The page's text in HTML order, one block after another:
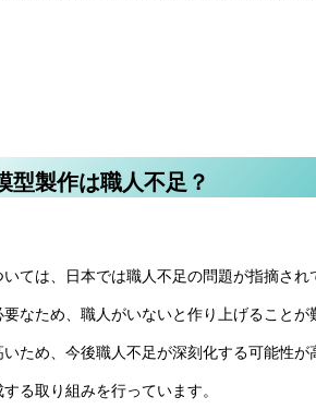
型製作は職人不足？
ては、日本では職人不足の問題が指摘さ
なため、職人がいないと作り上げること
ため、今後職人不足が深刻化する可能性
る取り組みを行っています。